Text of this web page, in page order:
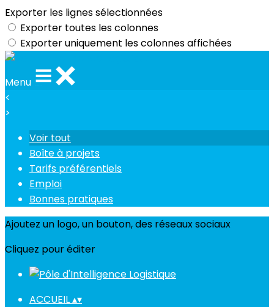
Exporter les lignes sélectionnées
Exporter toutes les colonnes
Exporter uniquement les colonnes affichées
Menu
<
>
Voir tout
Boîte à projets
Tarifs préférentiels
Emploi
Bonnes pratiques
Ajoutez un logo, un bouton, des réseaux sociaux
Cliquez pour éditer
ACCUEIL▴▾